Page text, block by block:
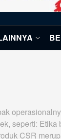
seperti:
CSR